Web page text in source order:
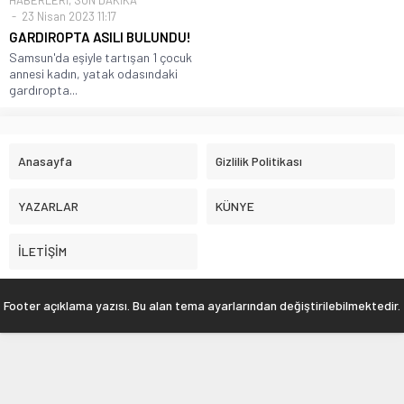
23 Nisan 2023 11:17
GARDIROPTA ASILI BULUNDU!
Samsun'da eşiyle tartışan 1 çocuk
annesi kadın, yatak odasındaki
gardıropta...
Anasayfa Gizlilik Politikası
YAZARLAR KÜNYE
İLETİŞİM
Footer açıklama yazısı. Bu alan tema ayarlarından değiştirilebilmektedir.